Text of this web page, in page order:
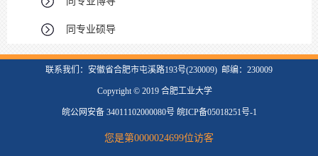
同专业硕导
联系我们：安徽省合肥市屯溪路193号(230009) 邮编：230009
Copyright © 2019 合肥工业大学
皖公网安备 34011102000080号 皖ICP备05018251号-1
您是第0000024699位访客